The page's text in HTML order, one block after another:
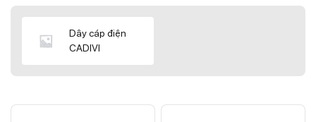
Dây cáp điện
CADIVI